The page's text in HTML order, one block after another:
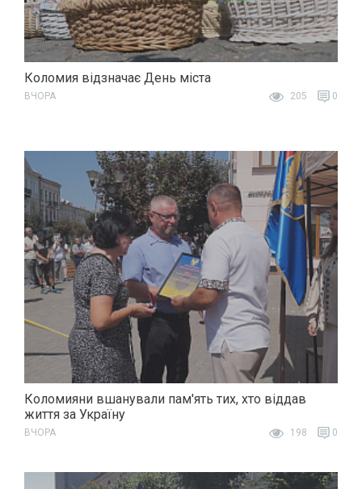
Коломия відзначає День міста
ВЧОРА 205 0
Коломияни вшанували пам'ять тих, хто віддав
життя за Україну
ВЧОРА 198 0